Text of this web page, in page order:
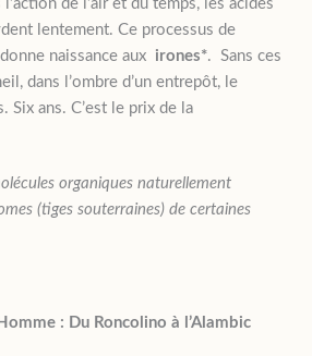
l’action de l’air et du temps, les acides
lentement. Ce processus de
naissance aux irones*. Sans ces
dans l’ombre d’un entrepôt, le
Six ans. C’est le prix de la
organiques naturellement
(tiges souterraines) de certaines
: Du Roncolino à l’Alambic